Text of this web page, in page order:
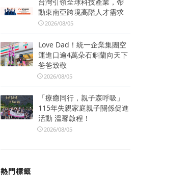
動東南亞跨境高階人才需求
2026/08/05
Love Dad！統一企業集團空
運進口逾4萬朵石斛蘭向天下
爸爸致敬
2026/08/05
「療癒同行，親子森呼吸」
115年失親家庭親子關係促進
活動 溫馨啟程！
2026/08/05
熱門標籤